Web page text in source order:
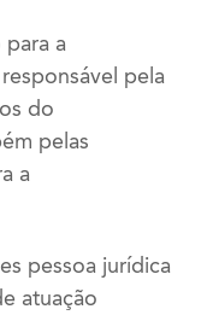
a
pela
do
pelas
a
pessoa jurídica
atuação